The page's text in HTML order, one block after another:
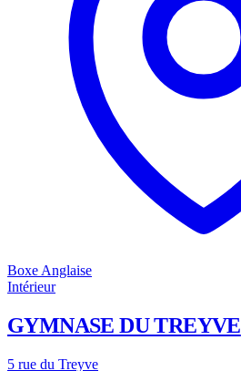
Boxe Anglaise
Intérieur
GYMNASE DU TREYVE
5 rue du Treyve